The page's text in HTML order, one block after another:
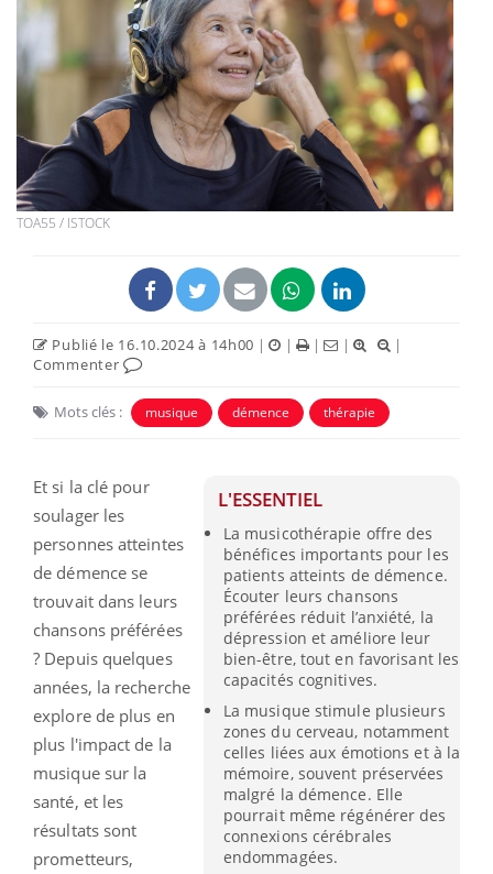
TOA55 / ISTOCK
Publié le 16.10.2024 à 14h00 | | | |
|
Commenter
Mots clés : musique démence thérapie
L'ESSENTIEL
La musicothérapie offre des
bénéfices importants pour les
patients atteints de démence.
Écouter leurs chansons
préférées réduit l’anxiété, la
dépression et améliore leur
bien-être, tout en favorisant les
capacités cognitives.
La musique stimule plusieurs
zones du cerveau, notamment
celles liées aux émotions et à la
mémoire, souvent préservées
malgré la démence. Elle
pourrait même régénérer des
connexions cérébrales
endommagées.
Et si la clé pour
soulager les
personnes atteintes
de démence se
trouvait dans leurs
chansons préférées
? Depuis quelques
années, la recherche
explore de plus en
plus l'impact de la
musique sur la
santé, et les
résultats sont
prometteurs,